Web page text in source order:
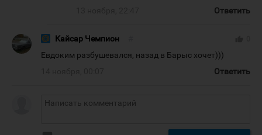
Ответить
Кайсар Чемпион
Евдоким разбушевался, назад в Барыс хочет)))
Ответить